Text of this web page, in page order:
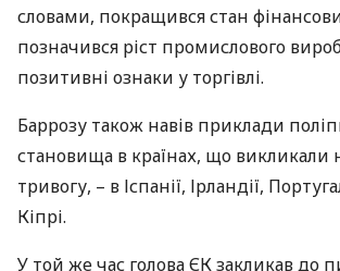
словами, покращився стан
позначився ріст промислового
позитивні ознаки у торгівлі.
Баррозу також навів приклади
становища в країнах, що викликали
тривогу, – в Іспанії, Ірландії,
Кіпрі.
У той же час голова ЄК закликав до